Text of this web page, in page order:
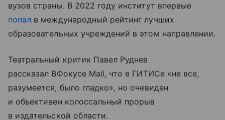
вузов страны. В 2022 году институт впервые
попал в международный рейтинг лучших
образовательных учреждений в этом направлении.
Театральный критик Павел Руднев
рассказал ВФокусе Mail, что в ГИТИСе «не все,
разумеется, было гладко», но очевиден
и объективен колоссальный прорыв
в издательской области.